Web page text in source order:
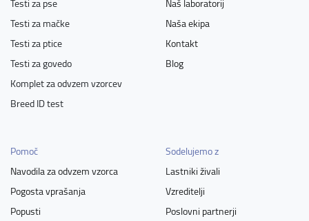
Testi za mačke
Testi za ptice
Testi za govedo
Komplet za odvzem vzorcev
Breed ID test
Naša ekipa
Kontakt
Blog
Pomoč
Navodila za odvzem vzorca
Pogosta vprašanja
Popusti
Sodelujemo z
Lastniki živali
Vzreditelji
Poslovni partnerji